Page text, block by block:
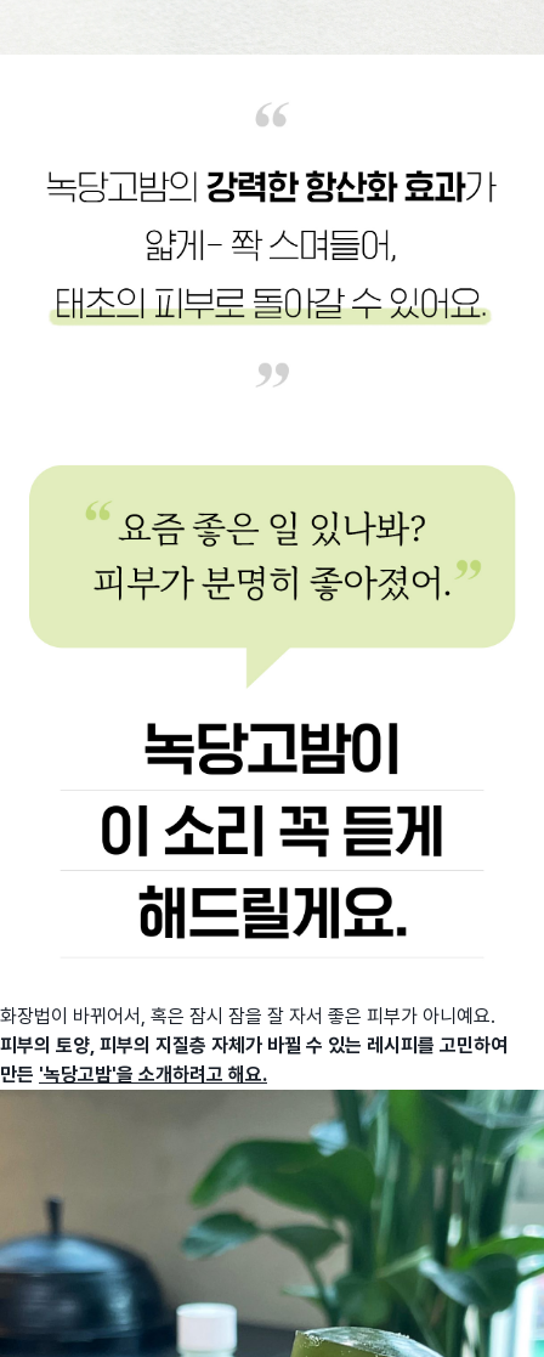
화장법이 바뀌어서, 혹은 잠시 잠을 잘 자서 좋은 피부가 아니예요.
피부의 토양, 피부의 지질층 자체가 바뀔 수 있는 레시피를 고민하여
만든 '녹당고밤'을 소개하려고 해요.